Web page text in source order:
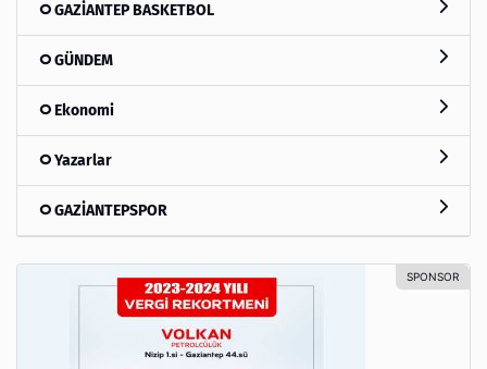
GAZİANTEP BASKETBOL
GÜNDEM
Ekonomi
Yazarlar
GAZİANTEPSPOR